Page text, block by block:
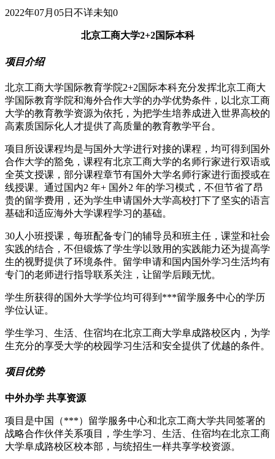
2022年07月05日 不详未知0
北京工商大学2+2国际本科
项目介绍
北京工商大学国际教育学院2+2国际本科充分发挥北京工商大
学国际教育学院和海外合作大学的办学优势条件，以北京工商
大学的教育教学资源为依托，为把学生培养成进入世界高校的
高素质国际化人才提供了高质量的教育教学平台。
项目所设课程均是与国外大学进行对接的课程，均可得到国外
合作大学的豁免，课程有北京工商大学的名师行家进行双语或
全英文授课，部分课程章节有国外大学名师行家进行面授或在
线授课。通过国内2 年+ 国外2 年的学习模式，不但节省了昂
贵的留学费用，还为学生申请国外大学高校打下了坚实的语言
基础和适应海外大学课程学习的基础。
30人小班授课，每班配备专门的辅导员和班主任，课堂和社会
实践的结合，不但锻炼了学生学以致用的实践能力还为提高学
生的视野提供了环境条件。留学申请和国内国外学习生活均有
专门的老师进行指导联系关注，让留学后顾无忧。
学生所获得的国外大学学位均可得到***留学服务中心的学历
学位认证。
学生学习、生活、住宿均在北京工商大学阜成路校区内，为学
生充分的享受大学的校园学习生活和安全提供了优越的条件。
项目优势
中外办学 共享资源
项目是中国（***）留学服务中心和北京工商大学共同签署的
战略合作伙伴关系项目，学生学习、生活、住宿均在北京工商
大学阜成路校区校本部，与统招生一样共享学校资源。